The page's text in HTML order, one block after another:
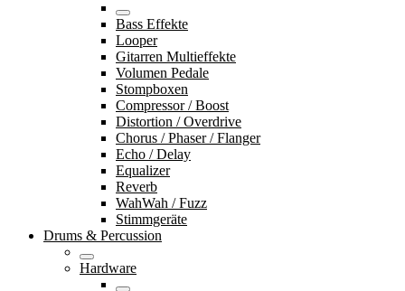
Bass Effekte
Looper
Gitarren Multieffekte
Volumen Pedale
Stompboxen
Compressor / Boost
Distortion / Overdrive
Chorus / Phaser / Flanger
Echo / Delay
Equalizer
Reverb
WahWah / Fuzz
Stimmgeräte
Drums & Percussion
Hardware